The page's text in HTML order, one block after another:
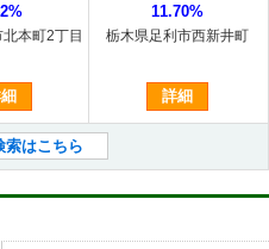
本町2丁目 栃木県足利市西新井町
11.70%
詳細
索はこちら